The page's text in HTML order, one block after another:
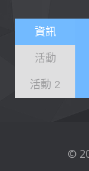
資訊
活動
活動 2
©